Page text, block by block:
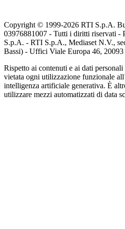
Copyright © 1999-2026 RTI S.p.A.
03976881007 - Tutti i diritti riservati -
S.p.A. - RTI S.p.A., Mediaset N.V.,
Bassi) - Uffici Viale Europa 46,
Rispetto ai contenuti e ai dati
vietata ogni utilizzazione funzionale
intelligenza artificiale generativa. È
utilizzare mezzi automatizzati di data